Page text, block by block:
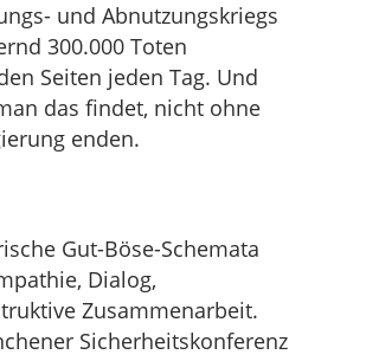
und Abnutzungskriegs
300.000 Toten
Seiten jeden Tag. Und
das findet, nicht ohne
enden.
Gut-Böse-Schemata
Dialog,
Zusammenarbeit.
Sicherheitskonferenz